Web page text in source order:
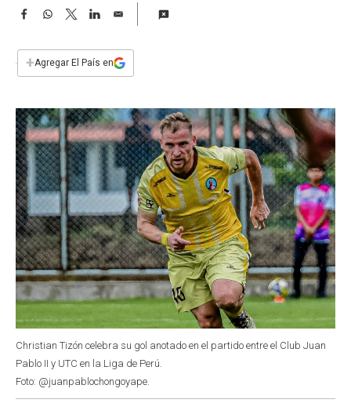
F
e
b
k
W
s
p
T
w
t
L
n
E
i
l
+Agregar El País en
Christian Tizón celebra su gol anotado en el partido entre el Club Juan
Pablo II y UTC en la Liga de Perú.
Foto: @juanpablochongoyape.